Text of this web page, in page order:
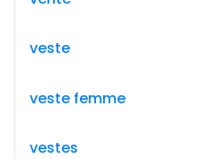
veste
veste femme
vestes